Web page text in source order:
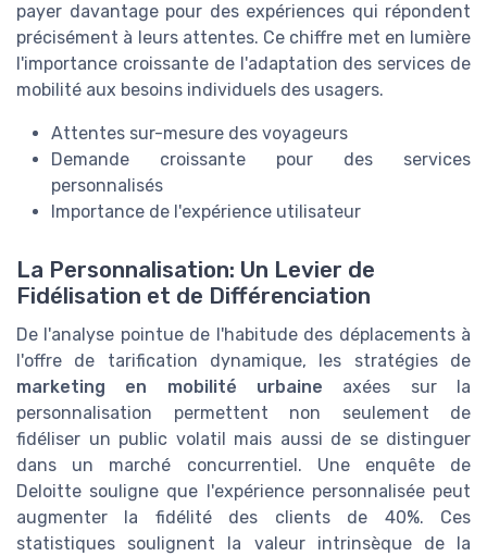
payer davantage pour des expériences qui répondent
précisément à leurs attentes. Ce chiffre met en lumière
l'importance croissante de l'adaptation des services de
mobilité aux besoins individuels des usagers.
Attentes sur-mesure des voyageurs
Demande croissante pour des services
personnalisés
Importance de l'expérience utilisateur
La Personnalisation: Un Levier de
Fidélisation et de Différenciation
De l'analyse pointue de l'habitude des déplacements à
l'offre de tarification dynamique, les stratégies de
marketing en mobilité urbaine axées sur la
personnalisation permettent non seulement de
fidéliser un public volatil mais aussi de se distinguer
dans un marché concurrentiel. Une enquête de
Deloitte souligne que l'expérience personnalisée peut
augmenter la fidélité des clients de 40%. Ces
statistiques soulignent la valeur intrinsèque de la